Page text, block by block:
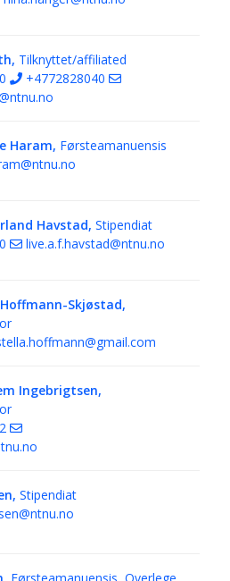
Tilknyttet/affiliated
+4772828040
Haram, Førsteamanuensis
Havstad, Stipendiat
live.a.f.havstad@ntnu.no
Skjøstad,
Ingebrigtsen,
Stipendiat